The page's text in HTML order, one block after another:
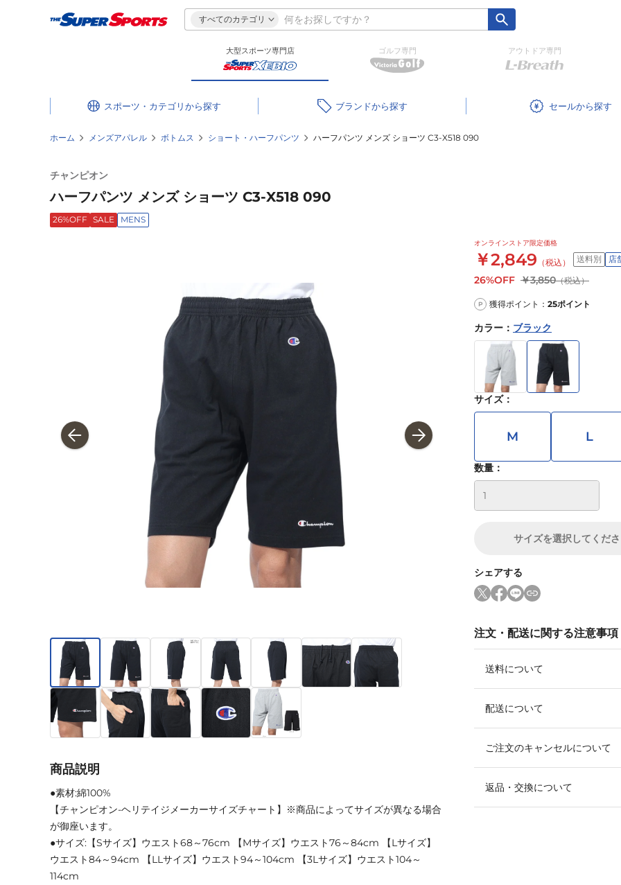
すべてのカテゴリ
大型スポーツ専門店 ゴルフ専門 アウトドア専門
スポーツ・カテゴリ ブランド セール
ホーム メンズアパレル ボトムス ショート・ハーフパンツ ハーフパンツ メンズ ショーツ C3-X518 090
チャンピオン
ハーフパンツ メンズ ショーツ C3-X518 090
26%OFF SALE MENS
オンラインストア限定価格
￥2,849 （税込） 送料別 店
26%OFF ￥3,850（税込）
P 獲得ポイント： 25ポイント
カラー ： ブラック
サイズ：
M L
数量：
サイズを選択してくだ
シェアする
注文・配送に関する注意事項
送料について
配送について
ご注文のキャンセルについて
返品・交換について
商品説明
●素材:綿100%
【チャンピオン-ヘリテイジメーカーサイズチャート】※商品によってサイズが異なる場合
が御座います。
●サイズ:【Sサイズ】ウエスト68～76cm 【Mサイズ】ウエスト76～84cm 【Lサイズ】
ウエスト84～94cm 【LLサイズ】ウエスト94～104cm 【3Lサイズ】ウエスト104～
114cm